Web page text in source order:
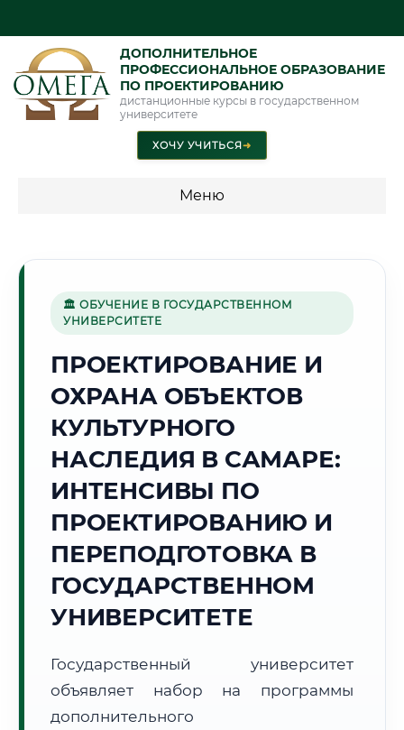
ДОПОЛНИТЕЛЬНОЕ
ПРОФЕССИОНАЛЬНОЕ ОБРАЗОВАНИЕ
ПО ПРОЕКТИРОВАНИЮ
дистанционные курсы в государственном
университете
ХОЧУ УЧИТЬСЯ➜
Меню
🌉
Г. САМАРА
11:19:13
Понедельник, 10 Августа
2026 г.
Погода в г. Самара:⛅ +20°C ,Переменная облачность
🌅 Восход: 05:11 🌇 Закат:
20:18
📍 Региональная справка
443000–443999
Часовой пояс:
🏛 ОБУЧЕНИЕ В ГОСУДАРСТВЕННОМ
УНИВЕРСИТЕТЕ
ПРОЕКТИРОВАНИЕ И
ОХРАНА ОБЪЕКТОВ
КУЛЬТУРНОГО
НАСЛЕДИЯ В САМАРЕ:
ИНТЕНСИВЫ ПО
ПРОЕКТИРОВАНИЮ И
ПЕРЕПОДГОТОВКА В
ГОСУДАРСТВЕННОМ
УНИВЕРСИТЕТЕ
Государственный университет
объявляет набор на программы
дополнительного